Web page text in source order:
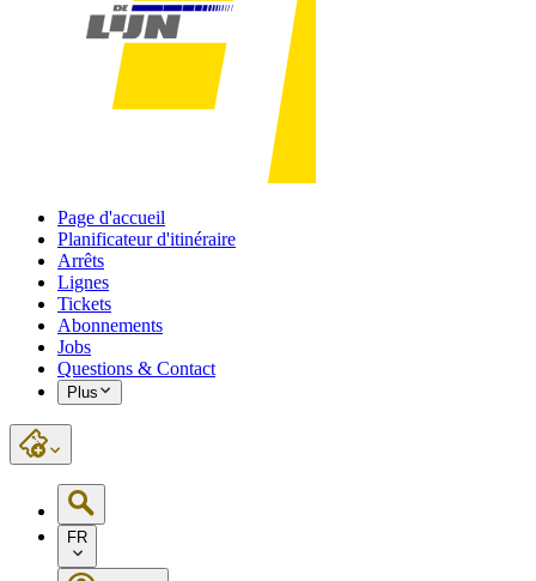
Page d'accueil
Planificateur d'itinéraire
Arrêts
Lignes
Tickets
Abonnements
Jobs
Questions & Contact
Plus
FR